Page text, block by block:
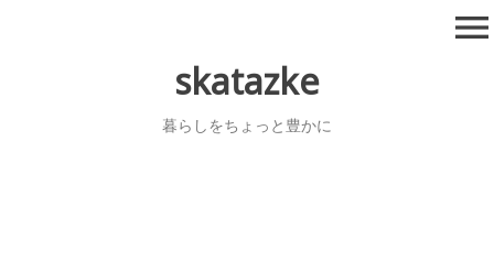
skatazke
暮らしをちょっと豊かに
menu